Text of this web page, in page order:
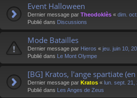
Event Halloween
Dernier message par Theodoklès « dim.
Publié dans Discussions
Mode Batailles
Dernier message par Hieros « jeu. juin 10,
Publié dans Le Mont Olympe
[BG] Kratos, l'ange spartiate
Dernier message par Kratos « lun. sept. 21,
Publié dans Les Anges de Zeus